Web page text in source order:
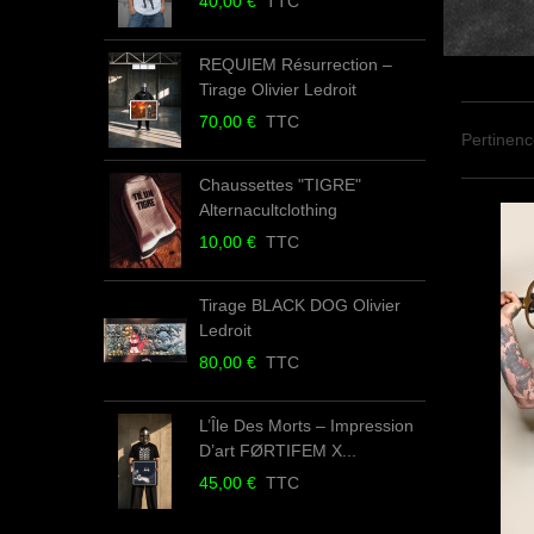
REQUIEM Résurrection –
Tirage Olivier Ledroit
70,00 € TTC
Chaussettes "TIGRE"
Alternacultclothing
10,00 € TTC
Tirage BLACK DOG Olivier
Ledroit
80,00 € TTC
L’Île Des Morts – Impression
D’art FØRTIFEM X...
45,00 € TTC